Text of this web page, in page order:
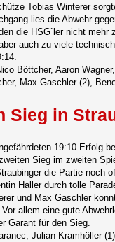
Tobias Winterer
lies die Abwehr
die HSG`ler nicht
auch zu viele
Böttcher, Aaron
Max Gaschler (2),
Sieg in
19:10 Erfolg
Sieg im zweiten
die Partie noch
Haller durch tolle
und Max Gaschler
Vor allem eine gute
Garant für den Sieg.
Julian Kramhöller